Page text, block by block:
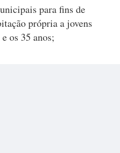
para fins de
própria a jovens
os 35 anos;